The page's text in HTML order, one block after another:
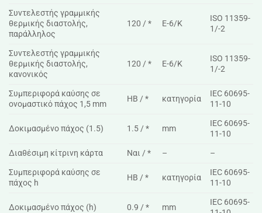
Συντελεστής γραμμικής
θερμικής διαστολής,
παράλληλος
120 / * E-6/K
ISO 11359-
1/-2
Συντελεστής γραμμικής
θερμικής διαστολής,
κανονικός
120 / * E-6/K
ISO 11359-
1/-2
Συμπεριφορά καύσης σε
ονομαστικό πάχος 1,5 mm
HB / * κατηγορία
IEC 60695-
11-10
Δοκιμασμένο πάχος (1.5) 1.5 / * mm
IEC 60695-
11-10
Διαθέσιμη κίτρινη κάρτα
Ναι / * –
–
Συμπεριφορά καύσης σε
πάχος h
HB / * κατηγορία
IEC 60695-
11-10
Δοκιμασμένο πάχος (h) 0.9 / * mm
IEC 60695-